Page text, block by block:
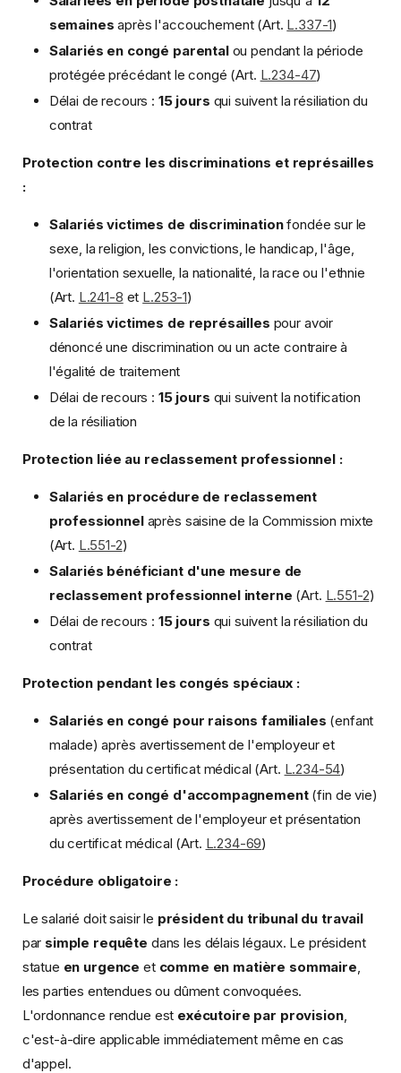
semaines après l'accouchement (Art. L.337-1)
Salariés en congé parentalou pendant la période
protégée précédant le congé (Art. L.234-47)
Délai de recours : 15 jours qui suivent la résiliation du
contrat
Protection contre les discriminations et représailles
:
Salariés victimes de discriminationfondée sur le
sexe, la religion, les convictions, le handicap, l'âge,
l'orientation sexuelle, la nationalité, la race ou l'ethnie
(Art. L.241-8 et L.253-1)
Salariés victimes de représailles pour avoir
dénoncé une discrimination ou un acte contraire à
l'égalité de traitement
Délai de recours : 15 jours qui suivent la notification
de la résiliation
Protection liée au reclassement professionnel :
Salariés en procédure de reclassement
professionnelaprès saisine de la Commission mixte
(Art. L.551-2)
Salariés bénéficiant d'une mesure de
reclassement professionnel interne (Art. L.551-2)
Délai de recours : 15 jours qui suivent la résiliation du
contrat
Protection pendant les congés spéciaux :
Salariés en congé pour raisons familiales (enfant
malade) après avertissement de l'employeur et
présentation du certificat médical (Art. L.234-54)
Salariés en congé d'accompagnement(fin de vie)
après avertissement de l'employeur et présentation
du certificat médical (Art. L.234-69)
Procédure obligatoire :
Le salarié doit saisir le président du tribunal du travail
par simple requête dans les délais légaux. Le président
statue en urgence et comme en matière sommaire
les parties entendues ou dûment convoquées.
L'ordonnance rendue est exécutoire par provision,
c'est-à-dire applicable immédiatement même en cas
d'appel.